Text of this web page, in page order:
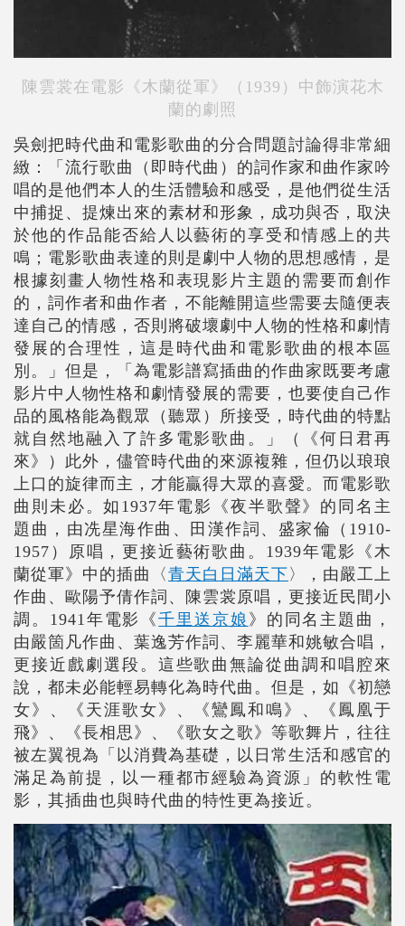
陳雲裳在電影《木蘭從軍》（1939）中飾演花木
蘭的劇照
吳劍把時代曲和電影歌曲的分合問題討論得非常細
緻：「流行歌曲（即時代曲）的詞作家和曲作家吟
唱的是他們本人的生活體驗和感受，是他們從生活
中捕捉、提煉出來的素材和形象，成功與否，取決
於他的作品能否給人以藝術的享受和情感上的共
鳴；電影歌曲表達的則是劇中人物的思想感情，是
根據刻畫人物性格和表現影片主題的需要而創作
的，詞作者和曲作者，不能離開這些需要去隨便表
達自己的情感，否則將破壞劇中人物的性格和劇情
發展的合理性，這是時代曲和電影歌曲的根本區
別。」但是，「為電影譜寫插曲的作曲家既要考慮
影片中人物性格和劇情發展的需要，也要使自己作
品的風格能為觀眾（聽眾）所接受，時代曲的特點
就自然地融入了許多電影歌曲。」（《何日君再
來》）此外，儘管時代曲的來源複雜，但仍以琅琅
上口的旋律而主，才能贏得大眾的喜愛。而電影歌
曲則未必。如1937年電影《夜半歌聲》的同名主
題曲，由冼星海作曲、田漢作詞、盛家倫（1910-
1957）原唱，更接近藝術歌曲。1939年電影《木
蘭從軍》中的插曲〈青天白日滿天下〉，由嚴工上
作曲、歐陽予倩作詞、陳雲裳原唱，更接近民間小
調。1941年電影《千里送京娘 》的同名主題曲，
由嚴箇凡作曲、葉逸芳作詞、李麗華和姚敏合唱，
更接近戲劇選段。這些歌曲無論從曲調和唱腔來
說，都未必能輕易轉化為時代曲。但是，如《初戀
女》、《天涯歌女》、《鸞鳳和鳴》、《鳳凰于
飛》、《長相思》、《歌女之歌》等歌舞片，往往
被左翼視為「以消費為基礎，以日常生活和感官的
滿足為前提，以一種都市經驗為資源」的軟性電
影，其插曲也與時代曲的特性更為接近。